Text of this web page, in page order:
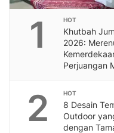
1 HOT
Khutbah
2026:
Perjuangan
2 HOT
8 Desain
Outdoor
dengan